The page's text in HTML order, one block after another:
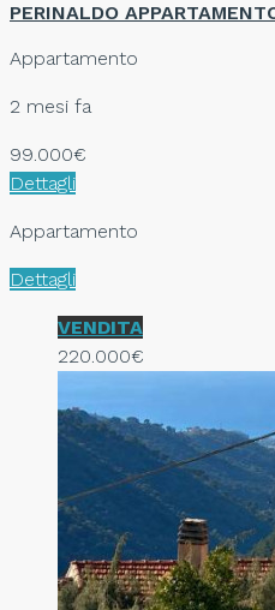
PERINALDO
Appartamento
2 mesi fa
99.000€
Dettagli
Appartamento
Dettagli
VENDITA
220.000€